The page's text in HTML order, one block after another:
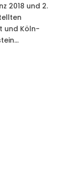
2018 und 2.
und Köln-